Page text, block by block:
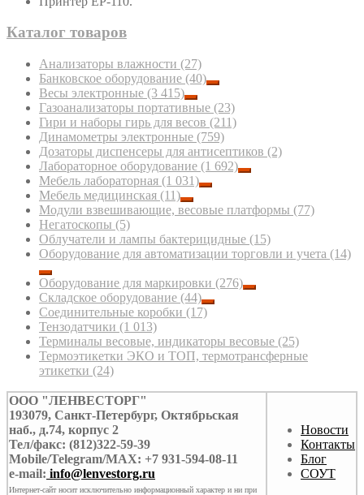
Каталог товаров
Анализаторы влажности (27)
Банковское оборудование (40)
Весы электронные (3 415)
Газоанализаторы портативные (23)
Гири и наборы гирь для весов (211)
Динамометры электронные (759)
Дозаторы диспенсеры для антисептиков (2)
Лабораторное оборудование (1 692)
Мебель лабораторная (1 031)
Мебель медицинская (11)
Модули взвешивающие, весовые платформы (77)
Негатоскопы (5)
Облучатели и лампы бактерицидные (15)
Оборудование для автоматизации торговли и учета (14)
Оборудование для маркировки (276)
Складское оборудование (44)
Соединительные коробки (17)
Тензодатчики (1 013)
Терминалы весовые, индикаторы весовые (25)
Термоэтикетки ЭКО и ТОП, термотрансферные
этикетки (24)
ООО "ЛЕНВЕСТОРГ"
193079, Санкт-Петербург, Октябрьская
наб., д.74, корпус 2
Тел/факс: (812)322-59-39
Mobile/Telegram/MAX: +7 931-594-08-11
e-mail: info@lenvestorg.ru
Интернет-сайт носит исключительно информационный характер и ни при
Новости
Контакты
Блог
СОУТ